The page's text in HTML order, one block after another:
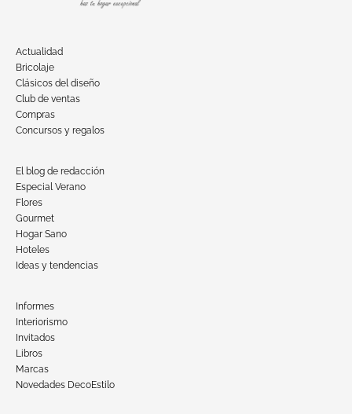
Actualidad
Bricolaje
Clásicos del diseño
Club de ventas
Compras
Concursos y regalos
El blog de redacción
Especial Verano
Flores
Gourmet
Hogar Sano
Hoteles
Ideas y tendencias
Informes
Interiorismo
Invitados
Libros
Marcas
Novedades DecoEstilo